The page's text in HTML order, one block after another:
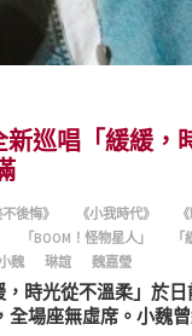
巡唱「緩緩，
後悔》 《小我時代》
「BOOM！怪物星人」
魏 琳誼 魏嘉瑩
時光從不溫柔」於日
全場座無虛席。小魏